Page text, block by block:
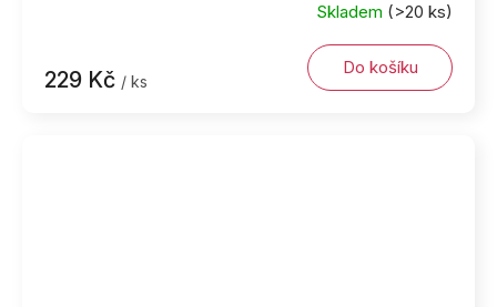
Skladem (>20 ks)
229 Kč / ks
Do košíku